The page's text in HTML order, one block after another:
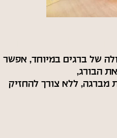
של ברגים במיוחד, אפשר
הבורג,
מברגה, ללא צורך להחזיק